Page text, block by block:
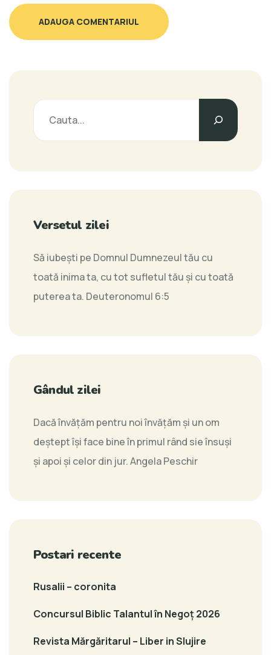
ADAUGA COMENTARIUL
Versetul zilei
Să iubeşti pe Domnul Dumnezeul tău cu
toată inima ta, cu tot sufletul tău şi cu toată
puterea ta. Deuteronomul 6:5
Gândul zilei
Dacă învăţăm pentru noi învăţăm şi un om
deştept îşi face bine în primul rând sie însuşi
şi apoi şi celor din jur.Angela Peschir
Postari recente
Rusalii – coronita
Concursul Biblic Talantul în Negoț 2026
Revista Mărgăritarul – Liber in Slujire